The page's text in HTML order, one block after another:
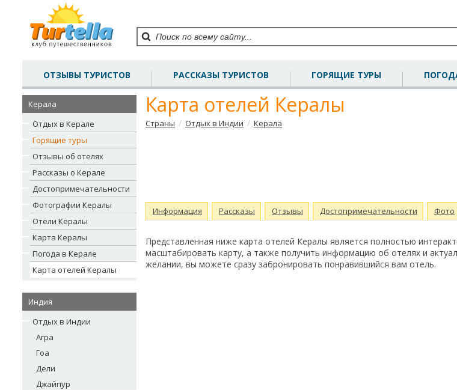
ОТЗЫВЫ ТУРИСТОВ РАССКАЗЫ ТУРИСТОВ ГОРЯЩИЕ ТУРЫ
Керала
Отдых в Керале
Горящие туры
Отзывы об отелях
Рассказы о Керале
Достопримечательности
Фотографии Кералы
Отели Кералы
Карта Кералы
Погода в Керале
Карта отелей Кералы
Индия
Отдых в Индии
Агра
Гоа
Дели
Джайпур
Карта отелей Кералы
Страны / Отдых в Индии / Керала
Информация Рассказы Отзывы Достопримечательности Фото
Представленная ниже карта отелей Кералы является полностью
масштабировать карту, а также получить информацию об отелях и
желании, вы можете сразу забронировать понравившийся вам отель.